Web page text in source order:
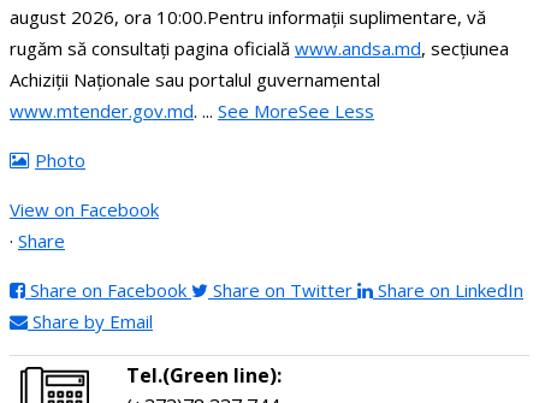
august 2026, ora 10:00.Pentru informații suplimentare, vă
rugăm să consultați pagina oficială www.andsa.md, secțiunea
Achiziții Naționale sau portalul guvernamental
www.mtender.gov.md. ... See MoreSee Less
Photo
View on Facebook
· Share
Share on Facebook Share on Twitter
Share on LinkedIn
Share by Email
Tel.(Green line):